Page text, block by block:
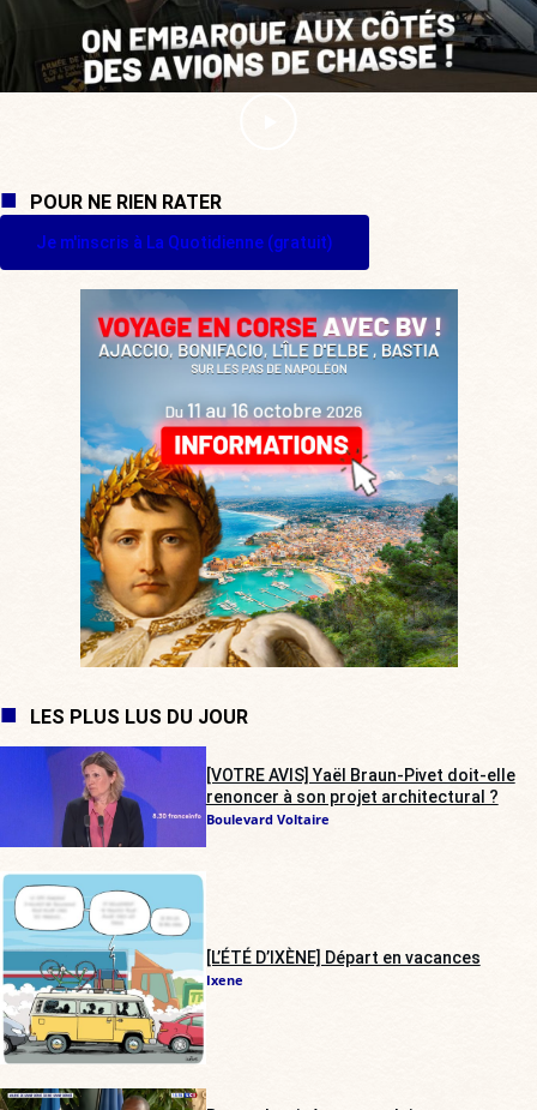
POUR NE RIEN RATER
Je m'inscris à La Quotidienne (gratuit)
LES PLUS LUS DU JOUR
[VOTRE AVIS] Yaël Braun-Pivet doit-elle
renoncer à son projet architectural ?
Boulevard Voltaire
[L’ÉTÉ D’IXÈNE] Départ en vacances
Ixene